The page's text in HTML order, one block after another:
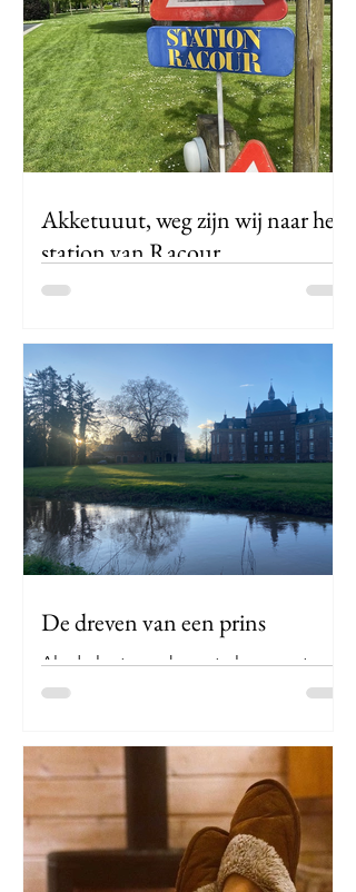
Akketuuut, weg zijn wij naar het
station van Racour
Ik wil België ontdekken…maar het is
schatten in België te vinden. Wanneer
je op Google rondzoekt, kom je al
snel bij de standaardplekjes die mijn
tante Maria ook al kent. Ik wil iets
anders. Ik wil verwonderd zijn. Enkel
met de juiste gids kom je in pittoreske
dorpjes als deze. Ga je mee naar
Racour? Op het meest zuidelijke
puntje van het Hageland, tegelijk
de taalgrens met de provincie Luik ligt
het dorpj
De dreven van een prins
Als de lentezon haar stralen werpt,
komen we allemaal weer spontaan tot
weer in voor heerlijke
lentewandelingen. Overal frisgroene
tinten die ontspruiten aan de aarde en
energiek fluitende vogeltjes. Een
uitnodiging voor een heerlijke
lentewandeling sla ik niet af. N iet